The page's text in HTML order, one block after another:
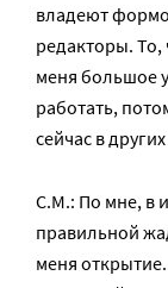
владеют
редакторы. То,
меня большое
работать,
сейчас в
С.М.: По мне, в
правильной
меня